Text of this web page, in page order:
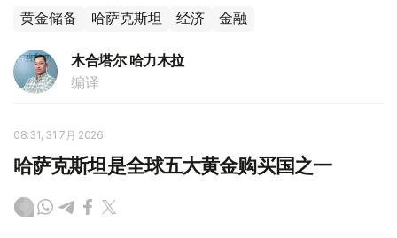
黄金储备 哈萨克斯坦 经济 金融
木合塔尔 哈力木拉
编译
08:31, 31 7月 2026
哈萨克斯坦是全球五大黄金购买国之一